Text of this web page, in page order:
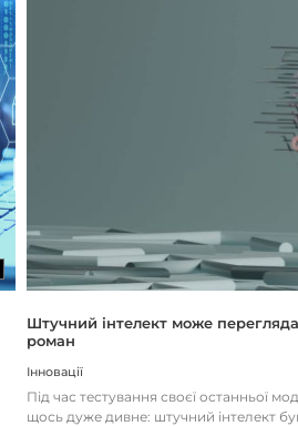
Штучний інтелект може
роман
Інновації
Під час тестування своєї останньої
щось дуже дивне: штучний інтелект